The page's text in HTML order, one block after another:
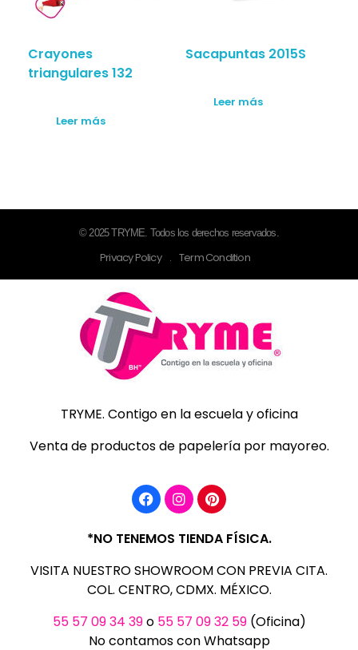
Crayones
triangulares 132
Leer más
Sacapuntas 2015S
Leer más
© 2025 TRYME. Todos los derechos reservados.
Privacy Policy . Term Condition
TRYME. Contigo en la escuela y oficina
Venta de productos de papelería por mayoreo.
*NO TENEMOS TIENDA FÍSICA.
VISITA NUESTRO SHOWROOM CON PREVIA CITA.
COL. CENTRO, CDMX. MÉXICO.
55 57 09 34 39o 55 57 09 32 59(Oficina)
No contamos con Whatsapp